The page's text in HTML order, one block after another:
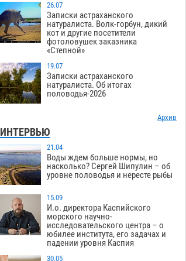
26.07
Записки астраханского
натуралиста. Волк-горбун, дикий
кот и другие посетители
фотоловушек заказника
«Степной»
19.07
Записки астраханского
натуралиста. Об итогах
половодья-2026
Архив
ИНТЕРВЬЮ
21.04
Воды ждем больше нормы, но
насколько? Сергей Шипулин – об
уровне половодья и нересте рыбы
15.09
И.о. директора Каспийского
морского научно-
исследовательского центра – о
юбилее института, его задачах и
падении уровня Каспия
30.05